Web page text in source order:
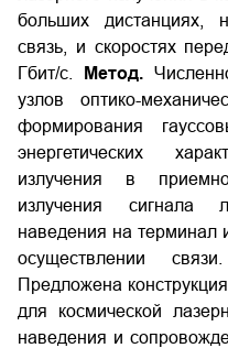
больших дистанциях,
связь, и скоростях
Гбит/с.
Метод.
узлов оптико-
формирования
энергетических
излучения в
излучения сигнала
наведения на терминал
осуществлении
Предложена
для космической
наведения и